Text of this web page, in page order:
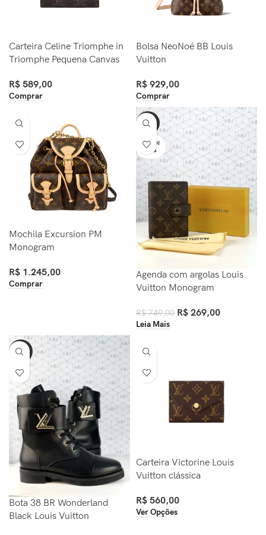
Carteira Celine Triomphe in
Triomphe Pequena Canvas
R$ 589,00
Comprar
Bolsa NeoNoé BB Louis
Vuitton
R$ 929,00
Comprar
Mochila Excursion PM
Monogram
R$ 1.245,00
Comprar
-64%
VENDI
DOS
Agenda com argolas Louis
Vuitton Monogram
R$749,00 R$ 269,00
Leia Mais
-62%
Bota 38 BR Wonderland
Black Louis Vuitton
Carteira Victorine Louis
Vuitton clássica
R$ 560,00
Ver Opções